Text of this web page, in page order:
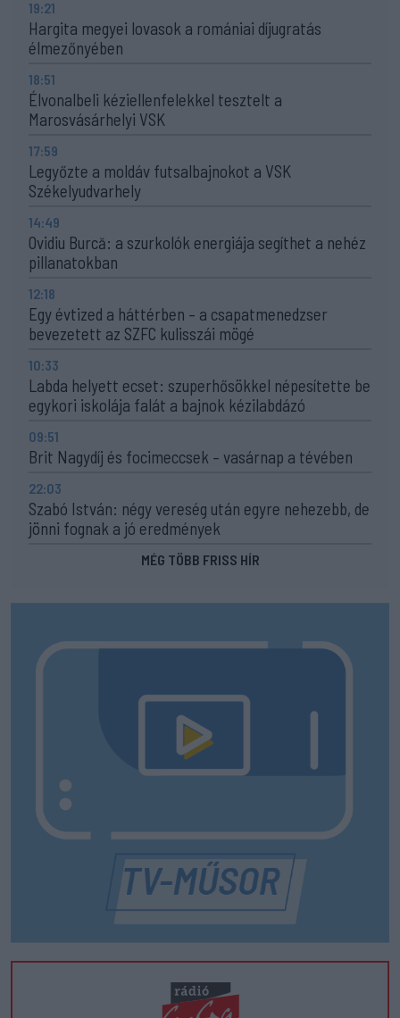
19:21
Hargita megyei lovasok a romániai díjugratás
élmezőnyében
18:51
Élvonalbeli kéziellenfelekkel tesztelt a
Marosvásárhelyi VSK
17:59
Legyőzte a moldáv futsalbajnokot a VSK
Székelyudvarhely
14:49
Ovidiu Burcă: a szurkolók energiája segíthet a nehéz
pillanatokban
12:18
Egy évtized a háttérben – a csapatmenedzser
bevezetett az SZFC kulisszái mögé
10:33
Labda helyett ecset: szuperhősökkel népesítette be
egykori iskolája falát a bajnok kézilabdázó
09:51
Brit Nagydíj és focimeccsek – vasárnap a tévében
22:03
Szabó István: négy vereség után egyre nehezebb, de
jönni fognak a jó eredmények
MÉG TÖBB FRISS HÍR